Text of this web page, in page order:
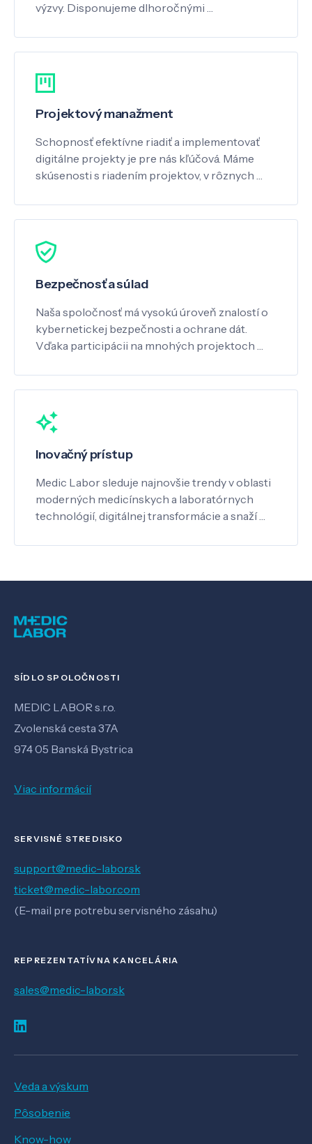
výzvy. Disponujeme dlhoročnými …
Projektový manažment
Schopnosť efektívne riadiť a implementovať
digitálne projekty je pre nás kľúčová. Máme
skúsenosti s riadením projektov, v rôznych …
Bezpečnosť a súlad
Naša spoločnosť má vysokú úroveň znalostí o
kybernetickej bezpečnosti a ochrane dát.
Vďaka participácii na mnohých projektoch …
Inovačný prístup
Medic Labor sleduje najnovšie trendy v oblasti
moderných medicínskych a laboratórnych
technológií, digitálnej transformácie a snaží …
SÍDLO SPOLOČNOSTI
MEDIC LABOR s.r.o.
Zvolenská cesta 37A
974 05 Banská Bystrica
Viac informácií
SERVISNÉ STREDISKO
support@medic-labor.sk
ticket@medic-labor.com
(E-mail pre potrebu servisného zásahu)
REPREZENTATÍVNA KANCELÁRIA
sales@medic-labor.sk
Veda a výskum
Pôsobenie
Know-how